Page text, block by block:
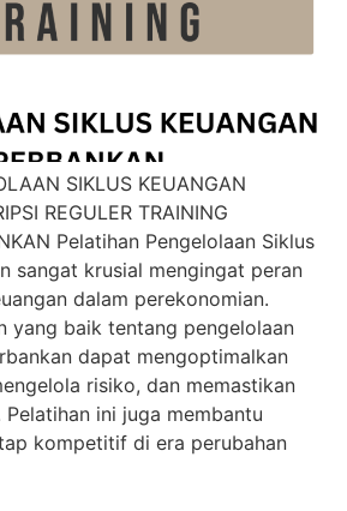
SIKLUS KEUANGAN
REGULER TRAINING
Pelatihan Pengelolaan Siklus
sangat krusial mengingat peran
dalam perekonomian.
yang baik tentang pengelolaan
dapat mengoptimalkan
risiko, dan memastikan
ini juga membantu
kompetitif di era perubahan